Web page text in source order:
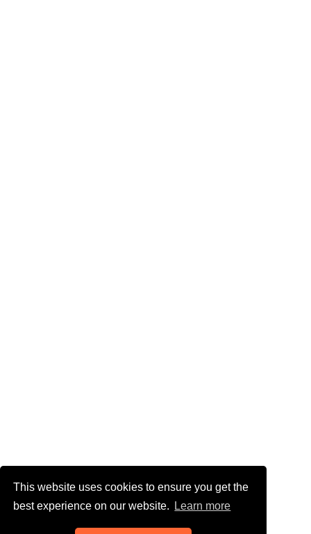
This website uses cookies to ensure you get the
best experience on our website.
Learn more